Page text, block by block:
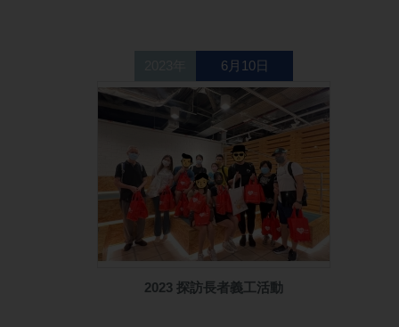
6月10日
2023 探訪長者義工活動